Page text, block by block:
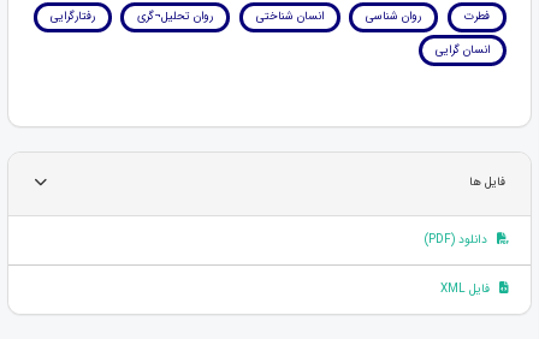
فطرت
روان شناسی انسان شناختی روان تحلیل¬گری
رفتارگرایی
انسان گرایی
فایل ها
دانلود (PDF)
فایل XML